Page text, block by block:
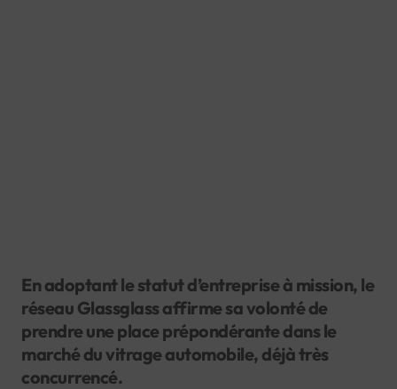
En adoptant le statut d’entreprise à mission, le
réseau Glassglass affirme sa volonté de
prendre une place prépondérante dans le
marché du vitrage automobile, déjà très
concurrencé.